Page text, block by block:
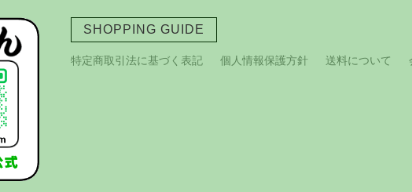
SHOPPING GUIDE
特定商取引法に基づく表記 個人情報保護方針 送料について